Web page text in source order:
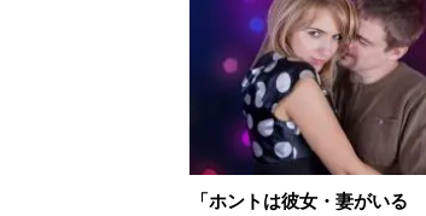
「ホントは彼女・妻がいる